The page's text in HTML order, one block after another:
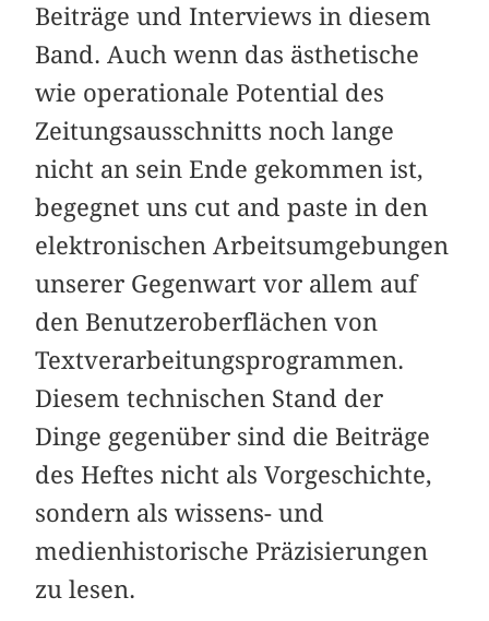
Beiträge und Interviews in diesem
Band. Auch wenn das ästhetische
wie operationale Potential des
Zeitungsausschnitts noch lange
nicht an sein Ende gekommen ist,
begegnet uns cut and paste in den
elektronischen Arbeitsumgebungen
unserer Gegenwart vor allem auf
den Benutzeroberflächen von
Textverarbeitungsprogrammen.
Diesem technischen Stand der
Dinge gegenüber sind die Beiträge
des Heftes nicht als Vorgeschichte,
sondern als wissens- und
medienhistorische Präzisierungen
zu lesen.